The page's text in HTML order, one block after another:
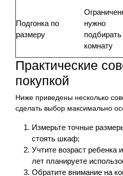
Подгонка по
размеру
нужно
комнату
Практические
покупкой
Ниже приведены несколько
сделать выбор максимально
Измерьте точные
стоять шкаф;
Учтите возраст ребенка
лет планируете
Обратите внимание на